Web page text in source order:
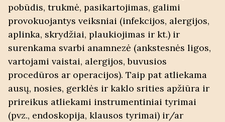
pobūdis, trukmė, pasikartojimas, galimi
provokuojantys veiksniai (infekcijos, alergijos,
aplinka, skrydžiai, plaukiojimas ir kt.) ir
surenkama svarbi anamnezė (ankstesnės ligos,
vartojami vaistai, alergijos, buvusios
procedūros ar operacijos). Taip pat atliekama
ausų, nosies, gerklės ir kaklo srities apžiūra ir
prireikus atliekami instrumentiniai tyrimai
(pvz., endoskopija, klausos tyrimai) ir/ar